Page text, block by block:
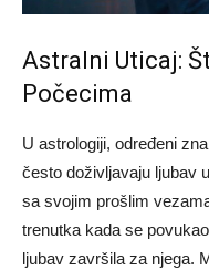
Astralni Uticaj:
Počecima
U astrologiji, određeni
često doživljavaju ljubav
sa svojim prošlim
trenutka kada se
ljubav završila za njega.